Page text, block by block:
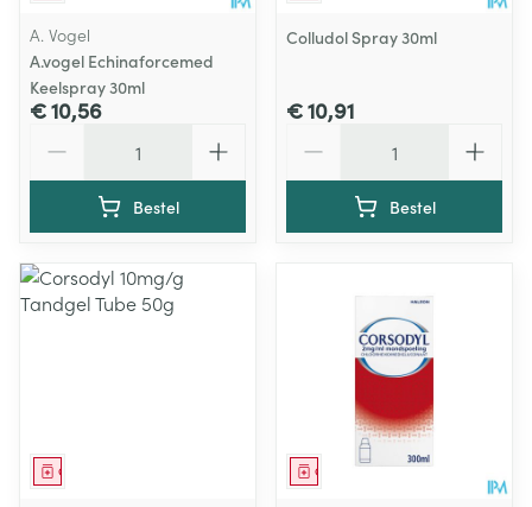
A. Vogel
A.vogel Echinaforcemed
Keelspray 30ml
€ 10,56
Bestel
Colludol Spray 30ml
€ 10,91
Bestel
Geneesmiddel Geneesmiddel